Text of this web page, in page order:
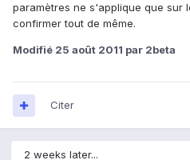
paramètres ne s'applique que sur
confirmer tout de même.
Modifié 25 août 2011 par 2beta
Citer
2 weeks later...